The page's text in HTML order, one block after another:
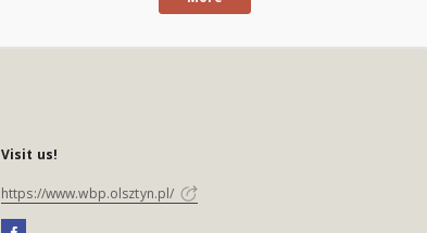
Visit us!
https://www.wbp.olsztyn.pl/